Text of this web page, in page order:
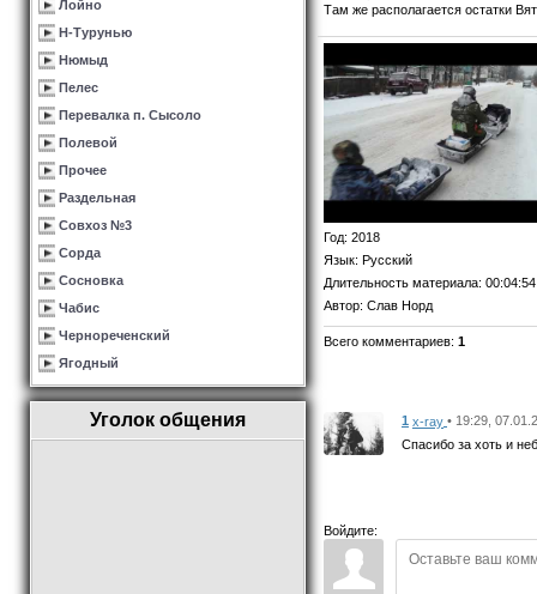
Лойно
Н-Турунью
Нюмыд
Пелес
Перевалка п. Сысоло
Полевой
Прочее
Раздельная
Совхоз №3
Сорда
Сосновка
Чабис
Чернореченский
Ягодный
Уголок общения
Там же располагается остатки
Год: 2018
Язык: Русский
Длительность материала: 00:04:54
Автор: Слав Норд
Всего комментариев: 1
1 x-ray • 19:29,
Спасибо за хоть и
Войдите: